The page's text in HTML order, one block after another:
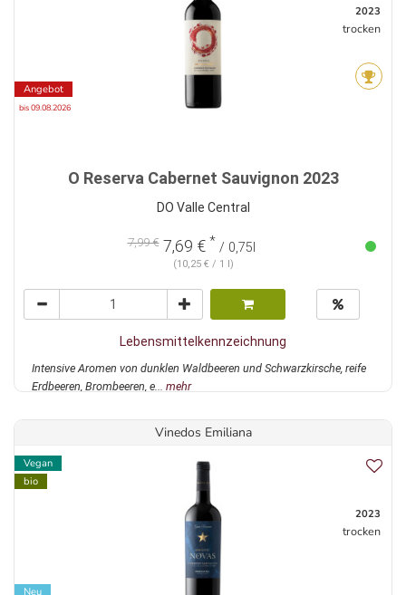
Angebot
bis 09.08.2026
2023
trocken
O Reserva Cabernet Sauvignon 2023
DO Valle Central
7,99 €7,69 € * / 0,75l
(10,25 € / 1 l)
Lebensmittelkennzeichnung
Intensive Aromen von dunklen Waldbeeren und Schwarzkirsche, reife
Erdbeeren, Brombeeren, e... mehr
Vinedos Emiliana
Vegan
bio
Neu
2023
trocken